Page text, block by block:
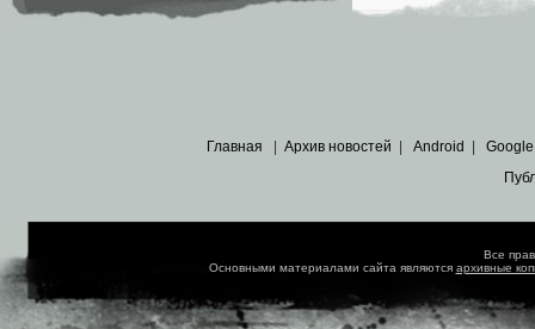
Главная | Архив новостей | Android | Google
Все
Основными материалами сайта являются архивные